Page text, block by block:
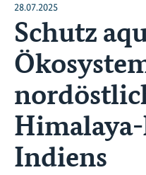
28.07.2025
Schutz
Indiens